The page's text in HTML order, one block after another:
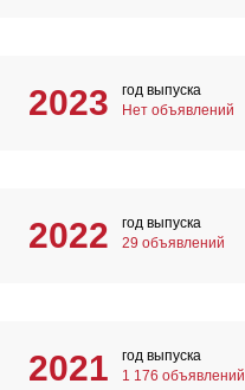
2023
год выпуска
Нет объявлений
2022
год выпуска
29 объявлений
2021
год выпуска
1 176 объявлений